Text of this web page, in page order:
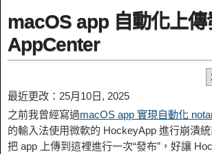
macOS app 自動化上傳
AppCenter
最近更改：25月10日, 2025
之前我曾經寫過macOS app 實現自動化
的輸入法使用微軟的 HockeyApp 進行崩潰
把 app 上傳到這裡進行一次“發布”，好讓